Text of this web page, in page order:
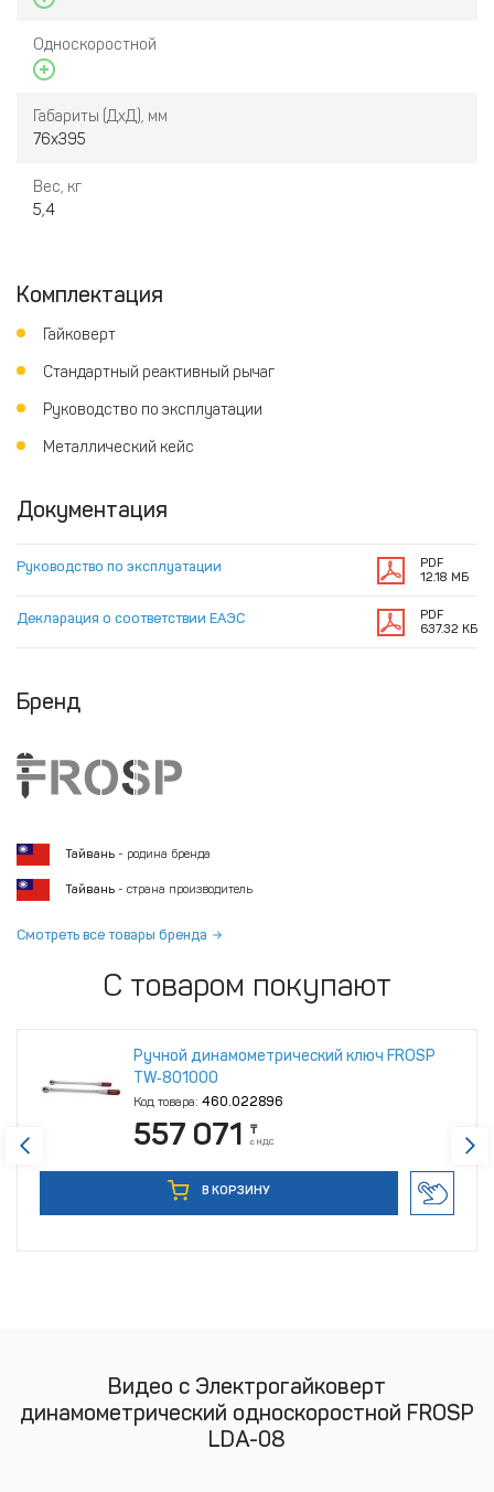
Односкоростной
Габариты (ДхД), мм
76х395
Вес, кг
5,4
Комплектация
Гайковерт
Стандартный реактивный рычаг
Руководство по эксплуатации
Металлический кейс
Документация
Руководство по эксплуатации
PDF
12.18 МБ
Декларация о соответствии ЕАЭС
PDF
637.32 КБ
Бренд
Тайвань - родина бренда
Тайвань - страна производитель
Смотреть все товары бренда
С товаром покупают
Ручной динамометрический ключ FROSP
TW‑801000
Код товара: 460.022896
557 071 ₸
с НДС
В КОРЗИНУ
Видео с Электрогайковерт
динамометрический односкоростной FROSP
LDA-08